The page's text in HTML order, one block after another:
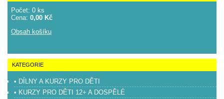
Počet: 0 ks
Cena: 0,00 Kč
Obsah košíku
KATEGORIE
• DÍLNY A KURZY PRO DĚTI
• KURZY PRO DĚTI 12+ A DOSPĚLÉ